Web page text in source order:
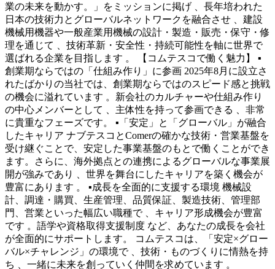
業の未来を動かす。」をミッションに掲げ 、長年培われた
日本の技術力とグローバルネットワークを融合させ 、建設
機械用機器や一般産業用機械の設計・製造・販売・保守・修
理を通じて 、技術革新・安全性・持続可能性を軸に世界で
選ばれる企業を目指します 。 【コムテスコで働く魅力】 ▪
創業期ならではの「仕組み作り」に参画 2025年8月に設立さ
れたばかりの当社では、創業期ならではのスピード感と挑戦
の機会に溢れています 。新会社のカルチャーや仕組み作り
の中心メンバーとして 、主体性を持って参画できる 、非常
に貴重なフェーズです。 ▪「安定」と「グローバル」が融合
したキャリア ナブテスコとComerの確かな技術・営業基盤を
受け継ぐことで、安定した事業基盤のもとで働くことができ
ます。さらに、海外拠点との連携によるグローバルな事業展
開が強みであり 、世界を舞台にしたキャリアを築く機会が
豊富にあります 。 ▪成長を全面的に支援する環境 機械設
計、調達・購買、生産管理、品質保証、製造技術、管理部
門、営業といった幅広い職種で 、キャリア形成機会が豊富
です 。語学や資格取得支援制度 など、あなたの成長を会社
が全面的にサポートします。 コムテスコは、「安定×グロー
バル×チャレンジ」の環境で 、技術・ものづくりに情熱を持
ち 、一緒に未来を創っていく仲間を求めています 。